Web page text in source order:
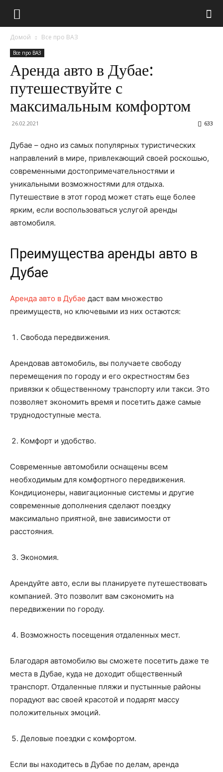
Домой Все про ВАЗ
Все про ВАЗ
Аренда авто в Дубае:
путешествуйте с
максимальным комфортом
26.02.2021 633
Дубае – одно из самых популярных туристических
направлений в мире, привлекающий своей роскошью,
современными достопримечательностями и
уникальными возможностями для отдыха.
Путешествие в этот город может стать еще более
ярким, если воспользоваться услугой аренды
автомобиля.
Преимущества аренды авто в
Дубае
Аренда авто в Дубае даст вам множество
преимуществ, но ключевыми из них остаются:
Свобода передвижения.
Арендовав автомобиль, вы получаете свободу
перемещения по городу и его окрестностям без
привязки к общественному транспорту или такси. Это
позволяет экономить время и посетить даже самые
труднодоступные места.
Комфорт и удобство.
Современные автомобили оснащены всем
необходимым для комфортного передвижения.
Кондиционеры, навигационные системы и другие
современные дополнения сделают поездку
максимально приятной, вне зависимости от
расстояния.
Экономия.
Арендуйте авто, если вы планируете путешествовать
компанией. Это позволит вам сэкономить на
передвижении по городу.
Возможность посещения отдаленных мест.
Благодаря автомобилю вы сможете посетить даже те
места в Дубае, куда не доходит общественный
транспорт. Отдаленные пляжи и пустынные районы
порадуют вас своей красотой и подарят массу
положительных эмоций.
Деловые поездки с комфортом.
Если вы находитесь в Дубае по делам, аренда